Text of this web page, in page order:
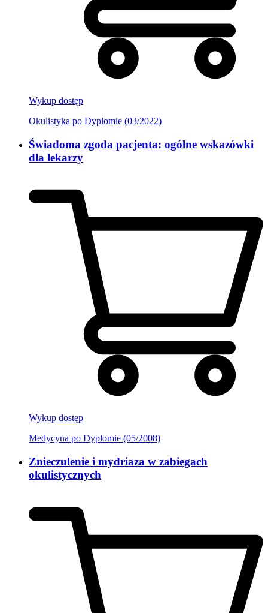
Wykup dostęp
Okulistyka po Dyplomie (03/2022)
Świadoma zgoda pacjenta: ogólne wskazówki
dla lekarzy
Wykup dostęp
Medycyna po Dyplomie (05/2008)
Znieczulenie i mydriaza w zabiegach
okulistycznych